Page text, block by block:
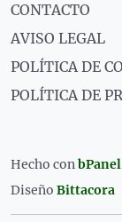
CONTACTO
AVISO LEGAL
POLÍTICA DE
POLÍTICA DE
Hecho conbPanel
Diseño Bittacora